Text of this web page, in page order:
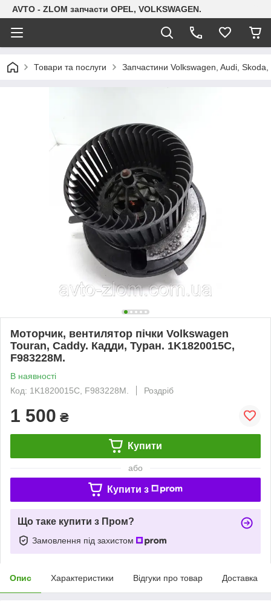
AVTO - ZLOM запчасти OPEL, VOLKSWAGEN.
Товари та послуги Запчастини Volkswagen, Audi, Skoda,
Моторчик, вентилятор пічки Volkswagen
Touran, Caddy. Кадди, Туран. 1K1820015C,
F983228M.
В наявності
Код: 1K1820015C, F983228M.
Роздріб
1 500 ₴
Купити
або
Купити з
Що таке купити з Пром?
Замовлення під захистом
Опис Характеристики Відгуки про товар Доставка